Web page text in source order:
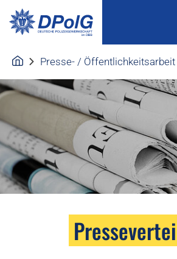
Presse- / Öffentlichkeitsarbeit